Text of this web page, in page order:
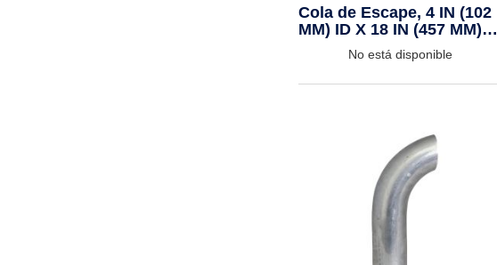
Cola de Escape, 4 IN (102
MM) ID X 18 IN (457 MM)
CHROMENo está disponible